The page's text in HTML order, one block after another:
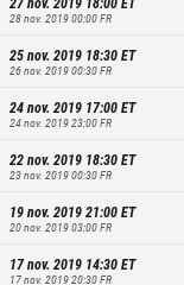
28 nov. 2019 00:00FR
25 nov. 2019 18:30ET
26 nov. 2019 00:30FR
24 nov. 2019 17:00ET
24 nov. 2019 23:00FR
22 nov. 2019 18:30ET
23 nov. 2019 00:30FR
19 nov. 2019 21:00ET
20 nov. 2019 03:00FR
17 nov. 2019 14:30ET
17 nov. 2019 20:30FR